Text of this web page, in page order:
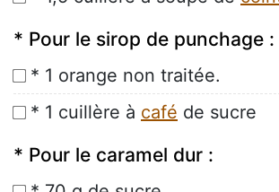
* Pour le sirop de punchage :
* 1 orange non traitée.
* 1 cuillère à café de sucre
* Pour le caramel dur :